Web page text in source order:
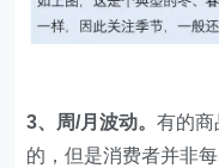
3、周/月波动。有的商
的，但是消费者并非